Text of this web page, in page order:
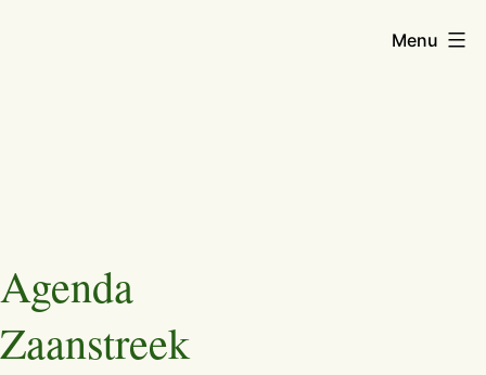
naar
de
inhoud
Agenda
Zaanstreek
Menu